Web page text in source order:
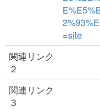
=site
関連リンク
２
関連リンク
３